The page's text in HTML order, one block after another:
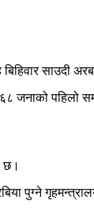
साउदी
जनाको पहिलो
छ।
पुग्ने